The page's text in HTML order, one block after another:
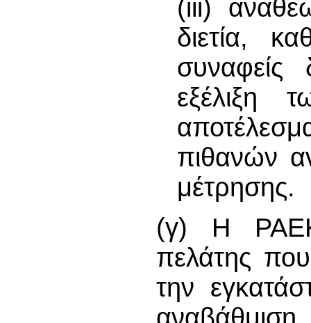
(iii)
διετία,
συναφείς
πιθανών
μέτρησης.
(γ) Η ΡΑΕΚ
πελάτης
την